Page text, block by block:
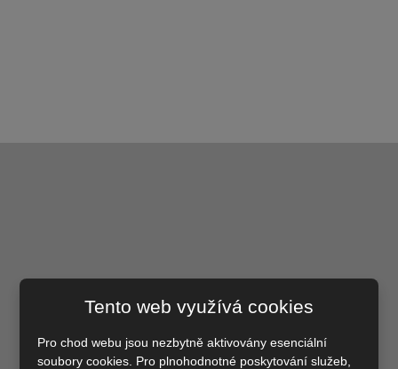
Tento web využívá cookies
Pro chod webu jsou nezbytně aktivovány esenciální
soubory cookies. Pro plnohodnotné poskytování služeb,